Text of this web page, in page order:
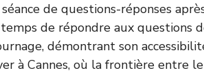
de questions-réponses
de répondre aux questions
démontrant son
à Cannes, où la frontière entre